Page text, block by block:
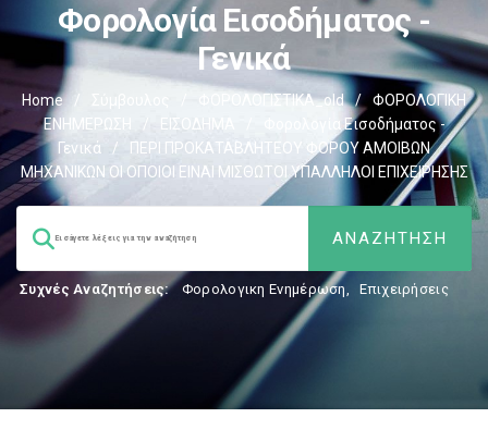
Φορολογία Εισοδήματος -
Γενικά
Home / Σύμβουλος ΦΟΡΟΛΟΓΙΣΤΙΚΑ_old /
ΦΟΡΟΛΟΓΙΚΗ
ΕΝΗΜΕΡΩΣΗ
/ ΕΙΣΟΔΗΜΑ
Φορολογία Εισοδήματος -
Γενικά
/
ΠΕΡΙ ΠΡΟΚΑΤΑΒΛΗΤΕΟΥ ΦΟΡΟΥ ΑΜΟΙΒΩΝ
ΜΗΧΑΝΙΚΩΝ ΟΙ ΟΠΟΙΟΙ ΕΙΝΑΙ ΜΙΣΘΩΤΟΙ ΥΠΑΛΛΗΛΟΙ ΕΠΙΧΕΙΡΗΣΗΣ
Συχνές Αναζητήσεις: Φορολογικη Ενημέρωση, Επιχειρήσεις